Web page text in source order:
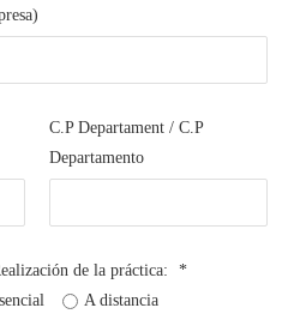
C.P Departament / C.P
Departamento
de la práctica:
*
A distancia